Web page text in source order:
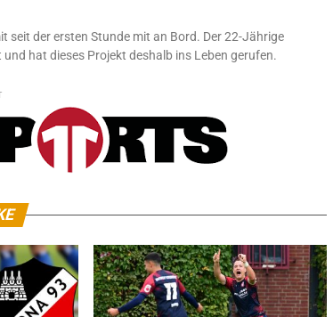
der ersten Stunde mit an Bord. Der 22-Jährige
hat dieses Projekt deshalb ins Leben gerufen.